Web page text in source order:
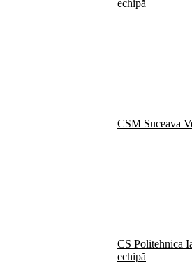
echipă
CSM Suceava
CS Politehnica
echipă